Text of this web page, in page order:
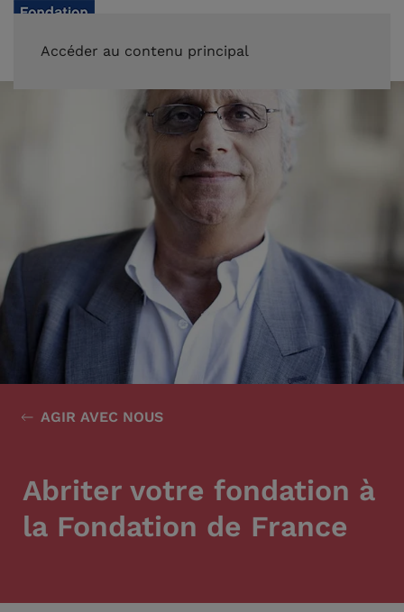
Accéder au contenu principal
AGIR AVEC NOUS
Abriter votre fondation à
la Fondation de France